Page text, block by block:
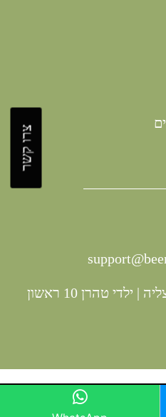
צרו קשר
כתובת: ספיר 7 , הרצליה | ילדי טהרן 10 ראשון